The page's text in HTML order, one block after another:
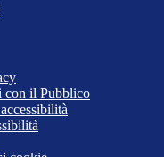
il Pubblico